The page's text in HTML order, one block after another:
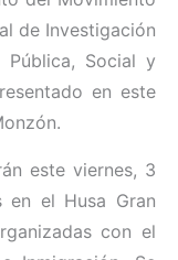
de Investigación
Social y
en este
este viernes, 3
el Husa Gran
con el